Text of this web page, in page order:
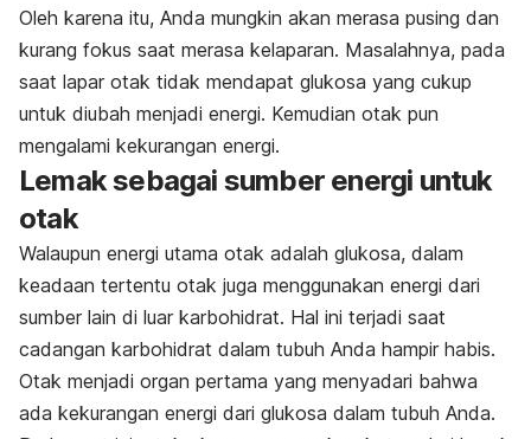
Oleh karena itu, Anda mungkin akan merasa pusing dan
kurang fokus saat merasa kelaparan. Masalahnya, pada
saat lapar otak tidak mendapat glukosa yang cukup
untuk diubah menjadi energi. Kemudian otak pun
mengalami kekurangan energi.
Lemak sebagai sumber energi untuk
otak
Walaupun energi utama otak adalah glukosa, dalam
keadaan tertentu otak juga menggunakan energi dari
sumber lain di luar karbohidrat. Hal ini terjadi saat
cadangan karbohidrat dalam tubuh Anda hampir habis.
Otak menjadi organ pertama yang menyadari bahwa
ada kekurangan energi dari glukosa dalam tubuh Anda.